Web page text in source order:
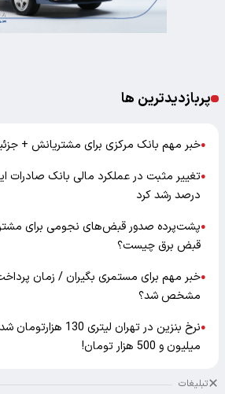
پربازدیدترین ها
●خبر مهم بانک مرکزی برای مشتریانش +
●
درصد رشد کرد
●پشت‌پرده صدور قبض‌های نجومی برای
قبض برق چیست؟
●خبر مهم برای مستمری بگیران / زمان
مشخص شد؟
●
میلیون و 500 هزار تومان!
تبلیغات